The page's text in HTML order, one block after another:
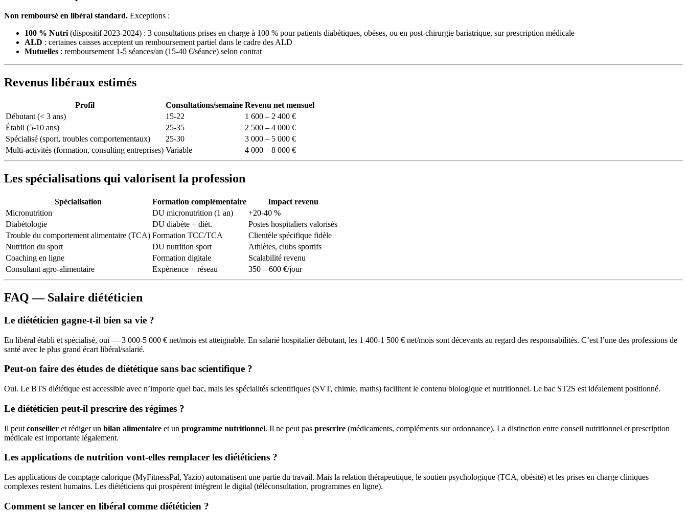
Non remboursé en libéral standard. Exceptions :
100 % Nutri (dispositif 2023-2024) : 3 consultations prises en charge à 100 % pour patients diabétiques, obèses, ou en post-chirurgie bariatrique, sur prescription médicale
ALD : certaines caisses acceptent un remboursement partiel dans le cadre des ALD
Mutuelles : remboursement 1-5 séances/an (15-40 €/séance) selon contrat
Revenus libéraux estimés
Profil Consultations/semaine Revenu net mensuel
Débutant (< 3 ans)
15-22
1 600 – 2 400 €
Établi (5-10 ans)
25-35
2 500 – 4 000 €
Spécialisé (sport, troubles comportementaux)
25-30
3 000 – 5 000 €
Multi-activités (formation, consulting entreprises) Variable 4 000 – 8 000 €
Les spécialisations qui valorisent la profession
Spécialisation Formation complémentaire
Impact revenu
Micronutrition
DU micronutrition (1 an)
+20-40 %
Diabétologie
DU diabète + diét.
Postes hospitaliers valorisés
Trouble du comportement alimentaire (TCA) Formation TCC/TCA
Clientèle spécifique fidèle
Nutrition du sport
DU nutrition sport
Athlètes, clubs sportifs
Coaching en ligne
Formation digitale
Scalabilité revenu
Consultant agro-alimentaire
Expérience + réseau 350 – 600 €/jour
FAQ — Salaire diététicien
Le diététicien gagne-t-il bien sa vie ?
En libéral établi et spécialisé, oui — 3 000-5 000 € net/mois est atteignable. En salarié hospitalier débutant, les 1 400-1 500 € net/mois sont décevants au regard des responsabilités. C’est l’une des professions de
santé avec le plus grand écart libéral/salarié.
Peut-on faire des études de diététique sans bac scientifique ?
Oui. Le BTS diététique est accessible avec n’importe quel bac, mais les spécialités scientifiques (SVT, chimie, maths) facilitent le contenu biologique et nutritionnel. Le bac ST2S est idéalement positionné.
Le diététicien peut-il prescrire des régimes ?
Il peut conseiller et rédiger un bilan alimentaire et un programme nutritionnel. Il ne peut pas prescrire (médicaments, compléments sur ordonnance). La distinction entre conseil nutritionnel et prescription
médicale est importante légalement.
Les applications de nutrition vont-elles remplacer les diététiciens ?
Les applications de comptage calorique (MyFitnessPal, Yazio) automatisent une partie du travail. Mais la relation thérapeutique, le soutien psychologique (TCA, obésité) et les prises en charge cliniques
complexes restent humains. Les diététiciens qui prospèrent intègrent le digital (téléconsultation, programmes en ligne).
Comment se lancer en libéral comme diététicien ?